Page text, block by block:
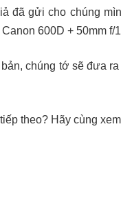
đã gửi cho chúng
600D + 50mm f/
chúng tớ sẽ đưa
theo? Hãy cùng